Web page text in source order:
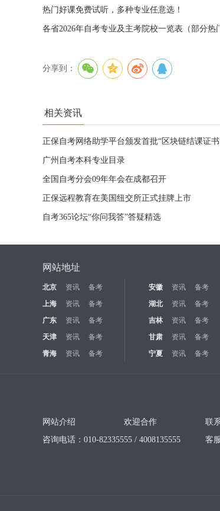
热门好课免费试听，多种专业任意选！
各省2026年自考专业及主考院校一览表（部分热
分享到：
相关资讯
正保自考网络助学平台颁发首批“区块链结课证书
广州自考本科专业目录
全国自考分会09年年会在成都召开
正保远程教育在美国纽交所正式挂牌上市
自考365论坛“你问我答”答疑精选
网站地址
北京 资讯 备考 安徽 资讯 备考
上海
资讯 备考 湖北 资讯 备考
广东
资讯 备考 吉林 资讯 备考
天津
资讯 备考 甘肃 资讯 备考
青海
资讯 备考 宁夏 资讯 备考
网站介绍 欢迎合作 联
咨询电话：010-82335555 / 4008135555
客